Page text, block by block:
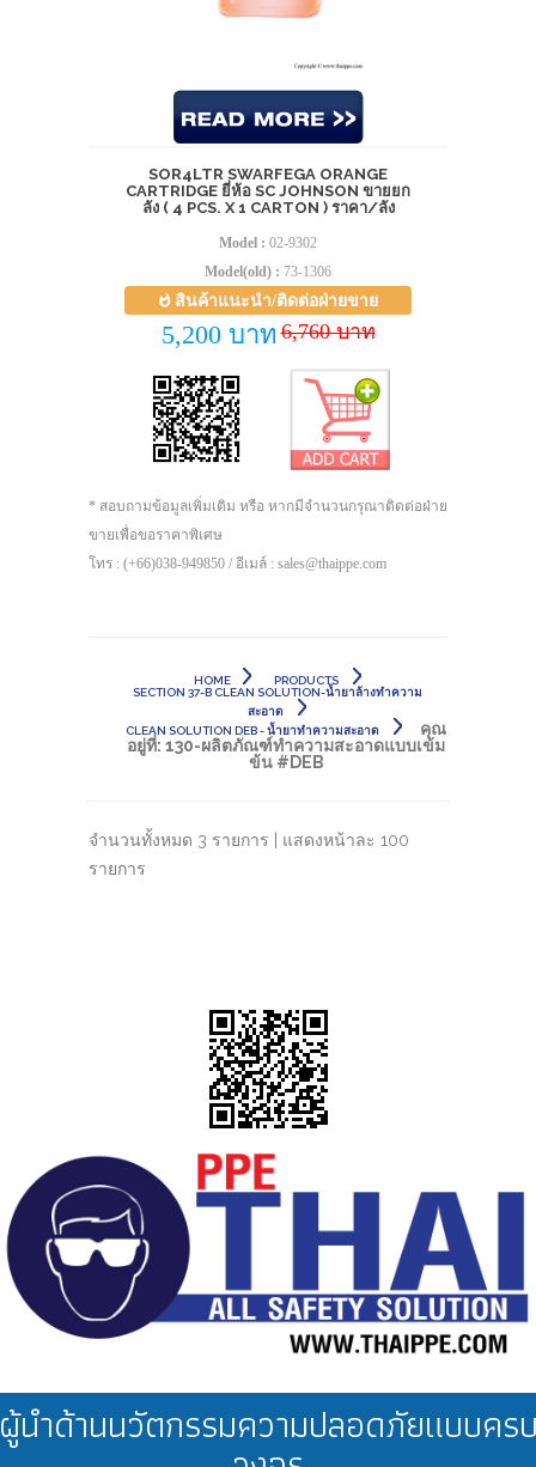
SOR4LTR SWARFEGA ORANGE
CARTRIDGE ยี่ห้อ SC JOHNSON ขายยก
ลัง ( 4 PCS. X 1 CARTON ) ราคา/ลัง
Model : 02-9302
Model(old) : 73-1306
สินค้าแนะนำ/ติดต่อฝ่ายขาย
5,200 บาท 6,760 บาท
* สอบถามข้อมูลเพิ่มเติม หรือ หากมีจำนวนกรุณาติดต่อฝ่าย
ขายเพื่อขอราคาพิเศษ
โทร : (+66)038-949850 / อีเมล์ : sales@thaippe.com
HOME
PRODUCTS
SECTION 37-B CLEAN SOLUTION-น้ำยาล้างทำความ
สะอาด
CLEAN SOLUTION DEB - น้ำยาทำความสะอาด
คุณ
อยู่ที่: 130-ผลิตภัณฑ์ทำความสะอาดแบบเข้ม
ข้น #DEB
จำนวนทั้งหมด 3 รายการ | แสดงหน้าละ 100
รายการ
นำด้านนวัตกรรมความปลอดภัยแบบคร